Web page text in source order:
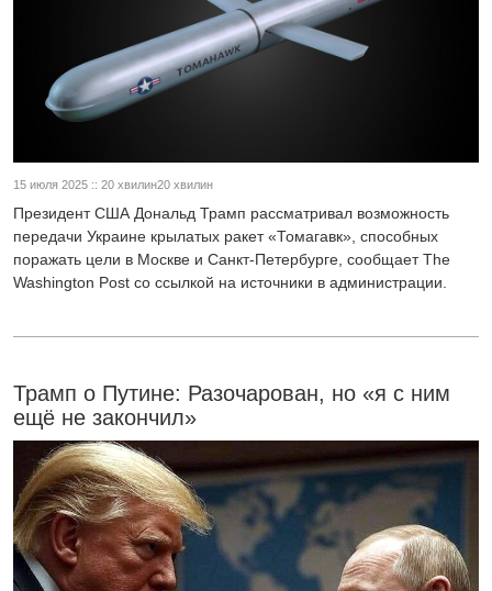
15 июля 2025 :: 20 хвилин20 хвилин
Президент США Дональд Трамп рассматривал возможность
передачи Украине крылатых ракет «Томагавк», способных
поражать цели в Москве и Санкт-Петербурге, сообщает The
Washington Post со ссылкой на источники в администрации.
Трамп о Путине: Разочарован, но «я с ним
ещё не закончил»